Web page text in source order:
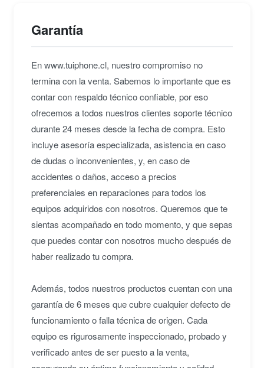
Garantía
En www.tuiphone.cl, nuestro compromiso no
termina con la venta. Sabemos lo importante que es
contar con respaldo técnico confiable, por eso
ofrecemos a todos nuestros clientes soporte técnico
durante 24 meses desde la fecha de compra. Esto
incluye asesoría especializada, asistencia en caso
de dudas o inconvenientes, y, en caso de
accidentes o daños, acceso a precios
preferenciales en reparaciones para todos los
equipos adquiridos con nosotros. Queremos que te
sientas acompañado en todo momento, y que sepas
que puedes contar con nosotros mucho después de
haber realizado tu compra.
Además, todos nuestros productos cuentan con una
garantía de 6 meses que cubre cualquier defecto de
funcionamiento o falla técnica de origen. Cada
equipo es rigurosamente inspeccionado, probado y
verificado antes de ser puesto a la venta,